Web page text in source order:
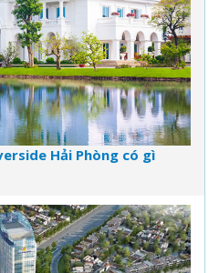
Hải Phòng có gì